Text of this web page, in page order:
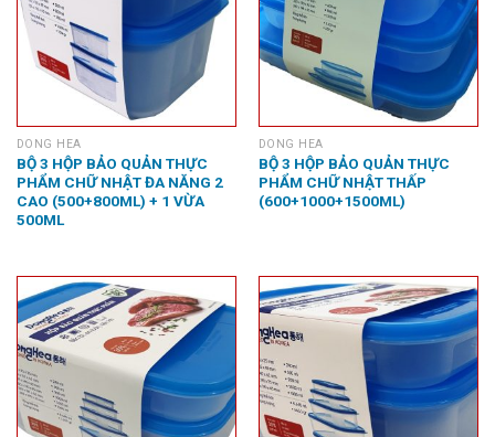
DONG HEA
BỘ 3 HỘP BẢO QUẢN THỰC
PHẨM CHỮ NHẬT ĐA NĂNG 2
CAO (500+800ML) + 1 VỪA
500ML
DONG HEA
BỘ 3 HỘP BẢO QUẢN THỰC
PHẨM CHỮ NHẬT THẤP
(600+1000+1500ML)